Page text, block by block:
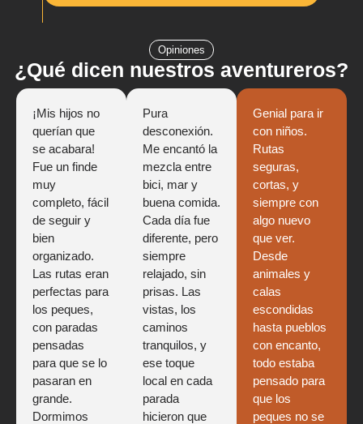
Opiniones
¿Qué dicen nuestros aventureros?
¡Mis hijos no
querían que
se acabara!
Fue un finde
muy
completo, fácil
de seguir y
bien
organizado.
Las rutas eran
perfectas para
los peques,
con paradas
pensadas
para que se lo
pasaran en
grande.
Dormimos
Pura
desconexión.
Me encantó la
mezcla entre
bici, mar y
buena comida.
Cada día fue
diferente, pero
siempre
relajado, sin
prisas. Las
vistas, los
caminos
tranquilos, y
ese toque
local en cada
parada
hicieron que
Genial para ir
con niños.
Rutas
seguras,
cortas, y
siempre con
algo nuevo
que ver.
Desde
animales y
calas
escondidas
hasta pueblos
con encanto,
todo estaba
pensado para
que los
peques no se